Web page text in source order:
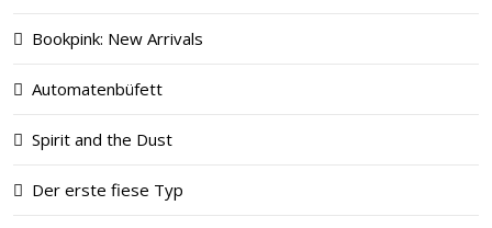
Bookpink: New Arrivals
Automatenbüfett
Spirit and the Dust
Der erste fiese Typ